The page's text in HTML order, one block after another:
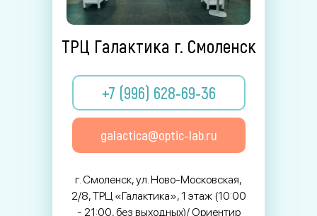
+7 (996) 628-69-36
galactica@optic-lab.ru
ТРЦ Галактика г. Смоленск
г. Смоленск, ул. Ново-Московская,
2/8, ТРЦ «Галактика», 1 этаж (10:00
- 21:00, без выходных)/ Ориентир